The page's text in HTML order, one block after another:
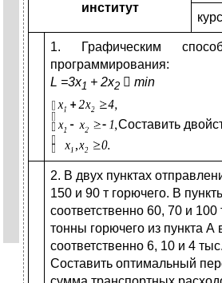
институт
курс
1. Графическим
программирования:
L =3х1 + 2х2  min
Составить
2. В двух пунктах
150 и 90 т горючего. В
соответственно 60, 70 и
тонны горючего из пункта А
соответственно 6, 10 и 4
Составить оптимальный